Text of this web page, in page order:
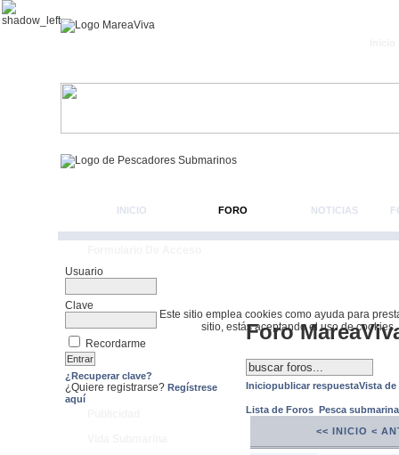
Este sitio emplea cookies como ayuda para
sitio, estás aceptando el uso de cookies.
INICIO FORO NOTICIAS
Usuario
Clave
Recordarme
¿Recuperar clave?
¿Quiere registrarse? Regístrese
aquí
Foro
Iniciopublicar respuestaVista de
Lista de Foros Pesca
<< INICIO <